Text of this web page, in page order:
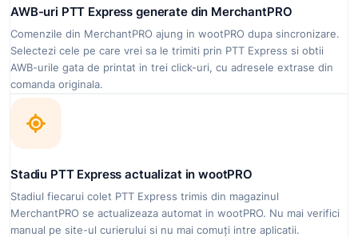
AWB-uri PTT Express generate din MerchantPRO
Comenzile din MerchantPRO ajung in wootPRO dupa sincronizare.
Selectezi cele pe care vrei sa le trimiti prin PTT Express si obtii
AWB-urile gata de printat in trei click-uri, cu adresele extrase din
comanda originala.
Stadiu PTT Express actualizat in wootPRO
Stadiul fiecarui colet PTT Express trimis din magazinul
MerchantPRO se actualizeaza automat in wootPRO. Nu mai verifici
manual pe site-ul curierului si nu mai comuți intre aplicatii.